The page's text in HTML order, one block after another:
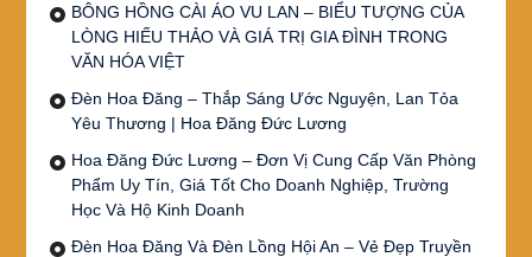
BÔNG HỒNG CÀI ÁO VU LAN – BIỂU TƯỢNG CỦA
LÒNG HIẾU THẢO VÀ GIÁ TRỊ GIA ĐÌNH TRONG
VĂN HÓA VIỆT
Đèn Hoa Đăng – Thắp Sáng Ước Nguyện, Lan Tỏa
Yêu Thương | Hoa Đăng Đức Lương
Hoa Đăng Đức Lương – Đơn Vị Cung Cấp Văn Phòng
Phẩm Uy Tín, Giá Tốt Cho Doanh Nghiệp, Trường
Học Và Hộ Kinh Doanh
Đèn Hoa Đăng Và Đèn Lồng Hội An – Vẻ Đẹp Truyền